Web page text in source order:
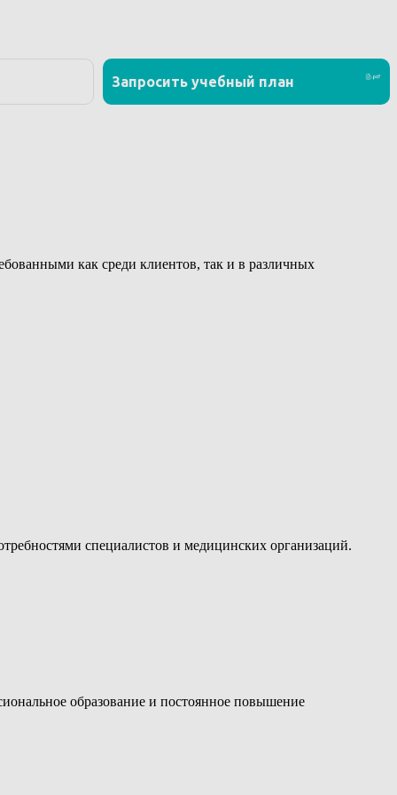
как среди клиентов, так и в различных
специалистов и медицинских организаций.
образование и постоянное повышение